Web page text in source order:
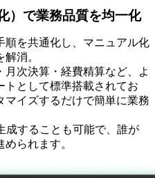
）で業務品質を均一化
順を共通化し、マニュアル化
消。
月次決算・経費精算など、よ
トとして標準搭載されてお
マイズするだけで簡単に業務
成することも可能で、誰が
られます。